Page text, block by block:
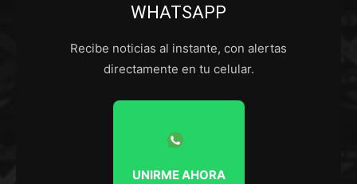
WHATSAPP
Recibe noticias al instante, con alertas
directamente en tu celular.
UNIRME AHORA